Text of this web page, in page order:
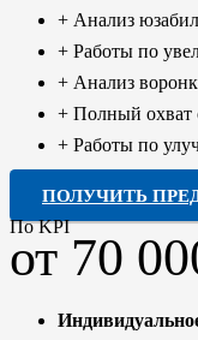
+ Анализ
+ Работы по
+ Анализ
+ Полный охват
+ Работы по
ПОЛУЧИТЬ
По KPI
от 70